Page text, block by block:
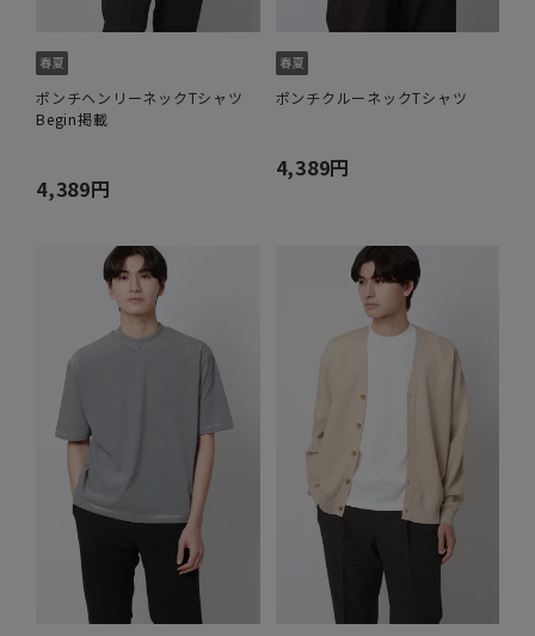
ポンチヘンリーネックTシャツ
Begin掲載
4,389円
ポンチクルーネックTシャツ
4,389円